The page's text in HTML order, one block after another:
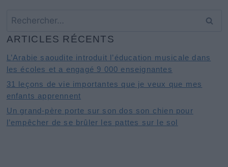
Rechercher :
ARTICLES RÉCENTS
L’Arabie saoudite introduit l’éducation musicale dans
les écoles et a engagé 9 000 enseignantes
31 leçons de vie importantes que je veux que mes
enfants apprennent
Un grand-père porte sur son dos son chien pour
l’empêcher de se brûler les pattes sur le sol